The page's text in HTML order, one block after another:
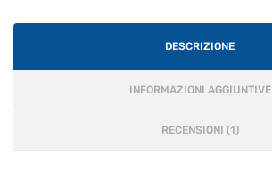
DESCRIZIONE
INFORMAZIONI AGGIUNTIVE
RECENSIONI (1)